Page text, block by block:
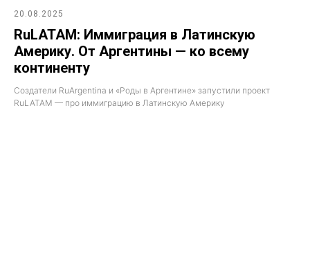
20.08.2025
RuLATAM: Иммиграция в Латинскую
Америку. От Аргентины — ко всему
континенту
Создатели RuArgentina и «Роды в Аргентине» запустили проект
RuLATAM — про иммиграцию в Латинскую Америку